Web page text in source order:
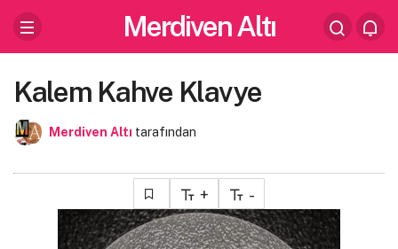
Merdiven Altı
Kalem Kahve Klavye
Merdiven Altı tarafından
+ -